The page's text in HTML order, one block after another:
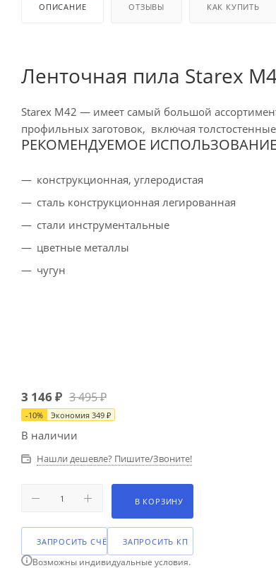
ОПИСАНИЕ ОТЗЫВЫ КАК КУПИТЬ
Ленточная пила Starex
Starex M42 — имеет самый большой
профильных заготовок, включая
РЕКОМЕНДУЕМОЕ
конструкционная, углеродистая
cталь конструкционная легированная
стали инструментальные
цветные металлы
чугун
3 146 ₽ 3 495₽
-10% Экономия 349 ₽
В наличии
Нашли дешевле? Пишите/Звоните!
В КОРЗИНУ
ЗАПРОСИТЬ СЧЁТ ЗАПРОСИТЬ КП
Возможны индивидуальные условия.